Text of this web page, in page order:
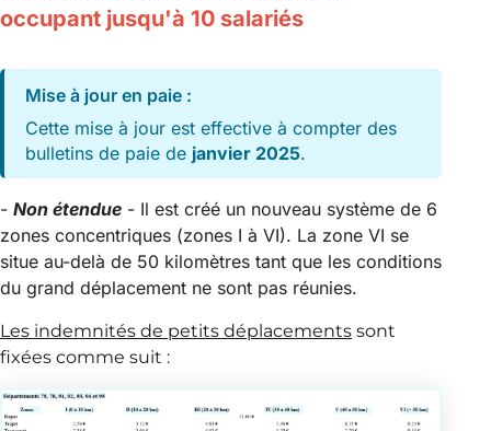
occupant jusqu'à 10 salariés
Mise à jour en paie :
Cette mise à jour est effective à compter des
bulletins de paie de janvier 2025.
- Non étendue - Il est créé un nouveau système de 6
zones concentriques (zones I à VI). La zone VI se
situe au-delà de 50 kilomètres tant que les conditions
du grand déplacement ne sont pas réunies.
Les indemnités de petits déplacements sont
fixées comme suit :